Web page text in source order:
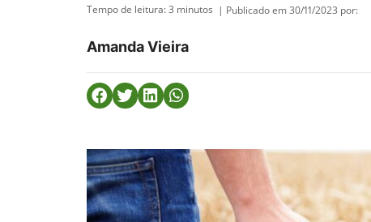
Tempo de leitura:3 minutos | Publicado em 30/11/2023 por:
Amanda Vieira